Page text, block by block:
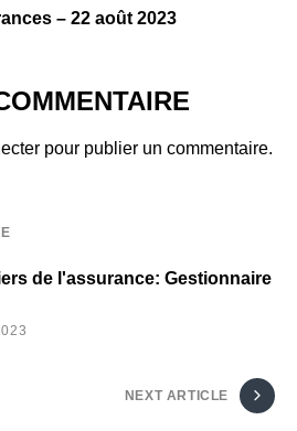
– 22 août 2023
pour publier un commentaire.
de l'assurance: Gestionnaire
NEXT ARTICLE